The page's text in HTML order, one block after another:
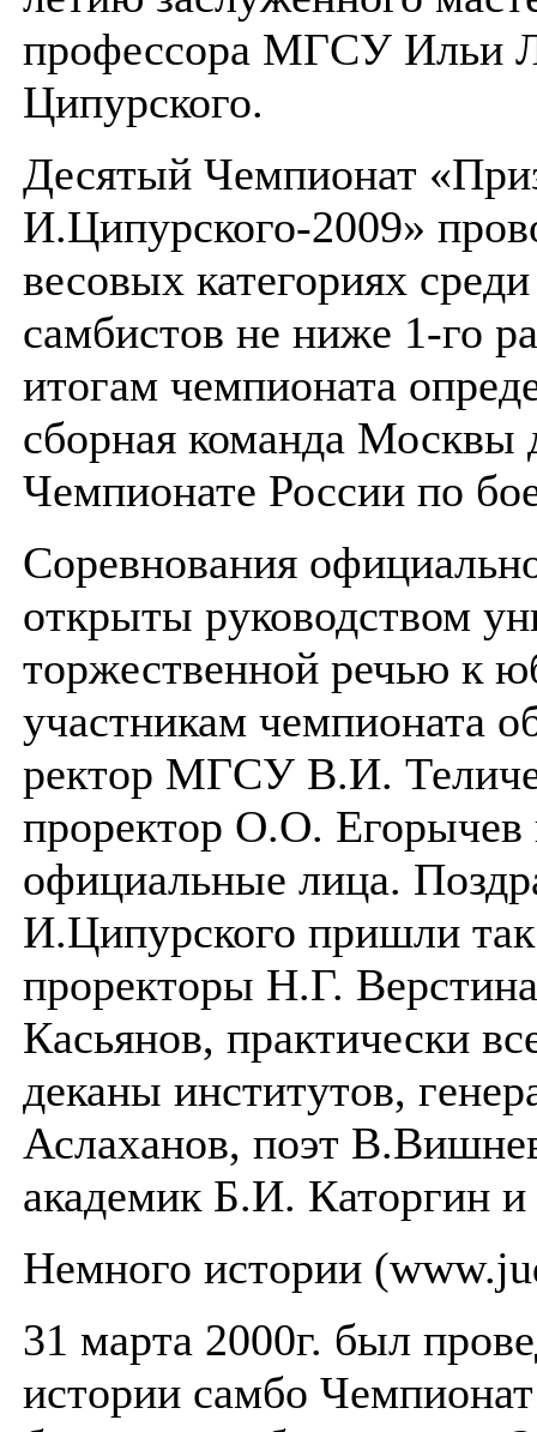
профессора МГСУ Ильи
Ципурского.
Десятый Чемпионат
И.Ципурского-2009»
весовых категориях
самбистов не ниже 1-го
итогам чемпионата
сборная команда Москвы
Чемпионате России по
Соревнования
открыты руководством
торжественной речью к
участникам чемпионата
ректор МГСУ В.И.
проректор О.О. Егорычев
официальные лица.
И.Ципурского пришли
проректоры Н.Г.
Касьянов, практически
деканы институтов,
Аслаханов, поэт
академик Б.И. Каторгин и
Немного истории
31 марта 2000г. был
истории самбо